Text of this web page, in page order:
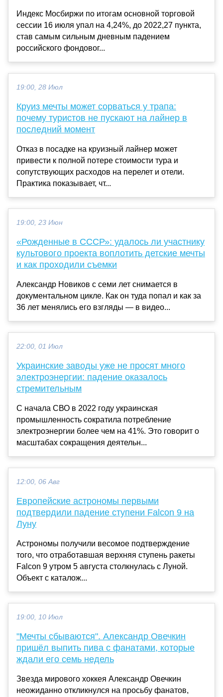
Индекс Мосбиржи по итогам основной торговой
сессии 16 июля упал на 4,24%, до 2022,27 пункта,
став самым сильным дневным падением
российского фондовог...
19:00, 28 Июл
Круиз мечты может сорваться у трапа:
почему туристов не пускают на лайнер в
последний момент
Отказ в посадке на круизный лайнер может
привести к полной потере стоимости тура и
сопутствующих расходов на перелет и отели.
Практика показывает, чт...
19:00, 23 Июн
«Рожденные в СССР»: удалось ли участнику
культового проекта воплотить детские мечты
и как проходили съемки
Александр Новиков с семи лет снимается в
документальном цикле. Как он туда попал и как за
36 лет менялись его взгляды — в видео...
22:00, 01 Июл
Украинские заводы уже не просят много
электроэнергии: падение оказалось
стремительным
С начала СВО в 2022 году украинская
промышленность сократила потребление
электроэнергии более чем на 41%. Это говорит о
масштабах сокращения деятельн...
12:00, 06 Авг
Европейские астрономы первыми
подтвердили падение ступени Falcon 9 на
Луну
Астрономы получили весомое подтверждение
того, что отработавшая верхняя ступень ракеты
Falcon 9 утром 5 августа столкнулась с Луной.
Объект с каталож...
19:00, 10 Июл
"Мечты сбываются". Александр Овечкин
пришёл выпить пива с фанатами, которые
ждали его семь недель
Звезда мирового хоккея Александр Овечкин
неожиданно откликнулся на просьбу фанатов,